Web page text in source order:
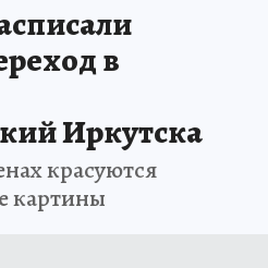
в
Иркутска
красуются
картины